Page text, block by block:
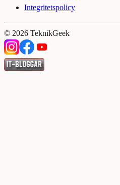
Integritetspolicy
© 2026 TeknikGeek